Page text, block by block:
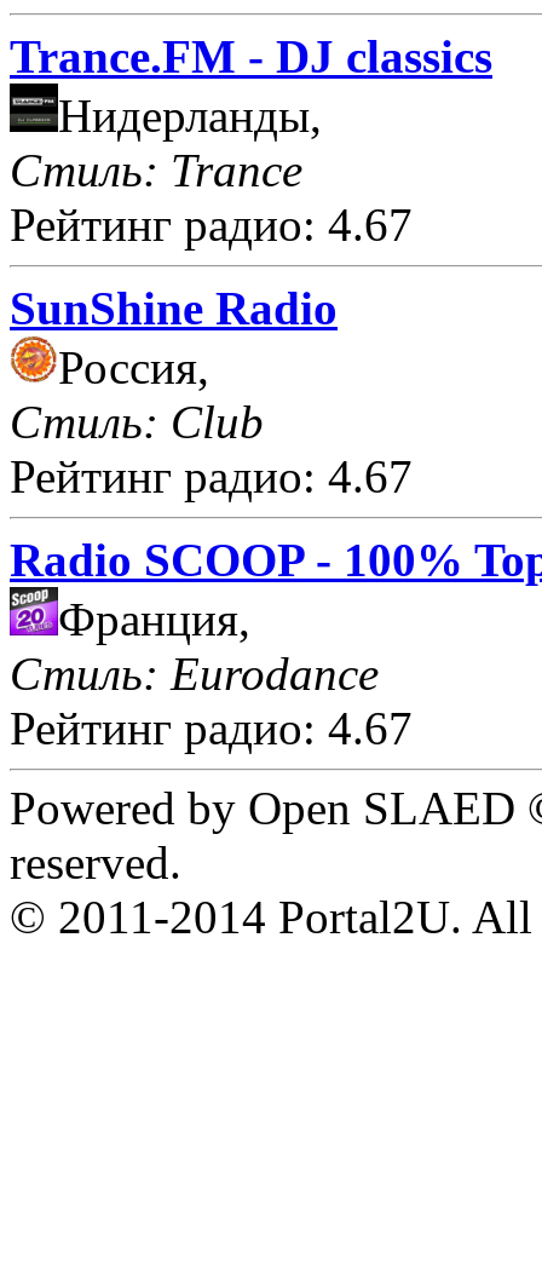
Trance.FM - DJ classics
Нидерланды,
Стиль: Trance
Рейтинг радио: 4.67
SunShine Radio
Россия,
Стиль: Club
Рейтинг радио: 4.67
Radio SCOOP - 100%
Франция,
Стиль: Eurodance
Рейтинг радио: 4.67
Powered by Open
reserved.
© 2011-2014 Portal2U. All